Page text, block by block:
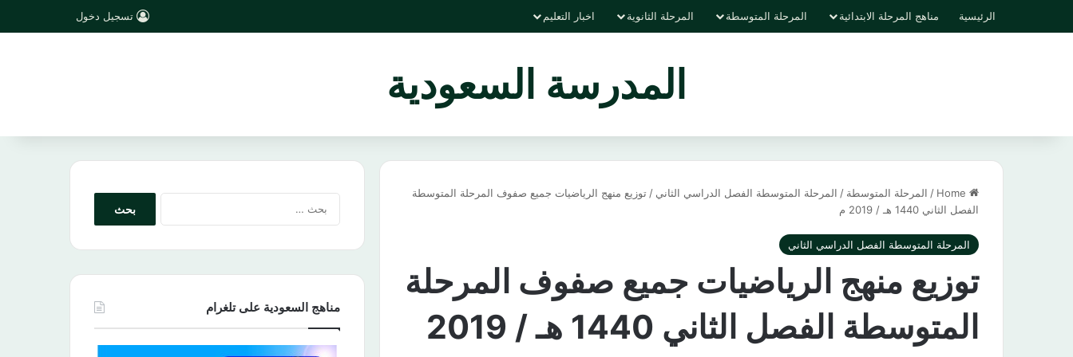
الرئيسية مناهج المرحلة الابتدائية المرحلة المتوسطة المرحلة الثانوية اخبار التعليم تسجيل دخول
المدرسة السعودية
/ المرحلة المتوسطة / المرحلة المتوسطة الفصل الدراسي الثاني / توزيع منهج الرياضيات جميع صفوف المرحلة المتوسطة
الفصل الثاني 1440 هـ / 2019 م
المرحلة المتوسطة الفصل الدراسي الثاني
توزيع منهج الرياضيات جميع صفوف المرحلة
المتوسطة الفصل الثاني 1440 هـ / 2019
مناهج السعودية على تلغرام